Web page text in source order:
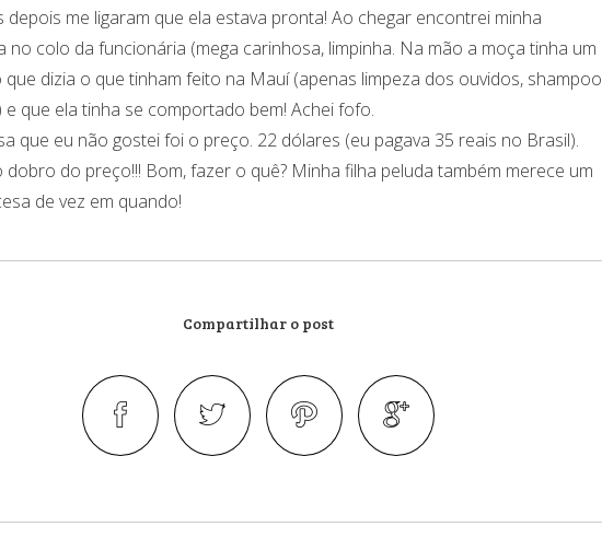
depois me ligaram que ela estava pronta! Ao chegar encontrei minha
no colo da funcionária (mega carinhosa, limpinha. Na mão a moça tinha um
dizia o que tinham feito na Mauí (apenas limpeza dos ouvidos, shampoo
e que ela tinha se comportado bem! Achei fofo.
que eu não gostei foi o preço. 22 dólares (eu pagava 35 reais no Brasil).
dobro do preço!!! Bom, fazer o quê? Minha filha peluda também merece um
de vez em quando!
Compartilhar o post